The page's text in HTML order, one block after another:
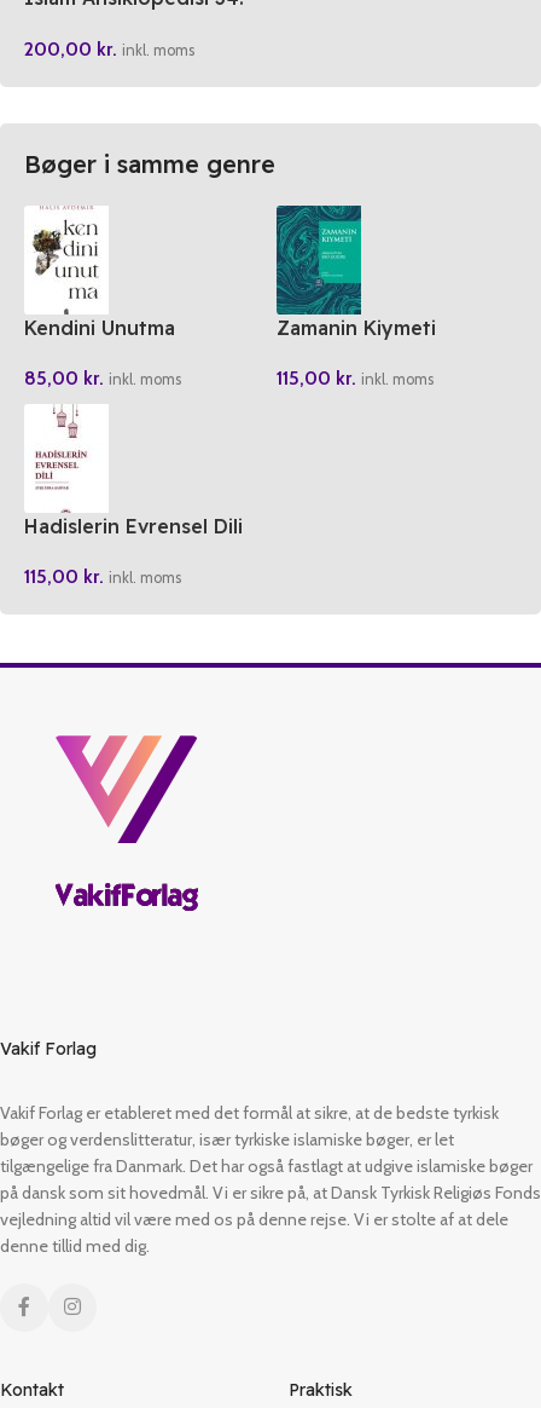
200,00 kr. inkl. moms
Bøger i samme genre
Kendini Unutma
85,00 kr. inkl. moms
Zamanin Kiymeti
115,00 kr. inkl. moms
Hadislerin Evrensel Dili
115,00 kr. inkl. moms
Vakif Forlag
Vakif Forlag er etableret med det formål at sikre, at de bedste tyrkisk
bøger og verdenslitteratur, især tyrkiske islamiske bøger, er let
tilgængelige fra Danmark. Det har også fastlagt at udgive islamiske bøger
på dansk som sit hovedmål. Vi er sikre på, at Dansk Tyrkisk Religiøs Fonds
vejledning altid vil være med os på denne rejse. Vi er stolte af at dele
denne tillid med dig.
Kontakt Praktisk